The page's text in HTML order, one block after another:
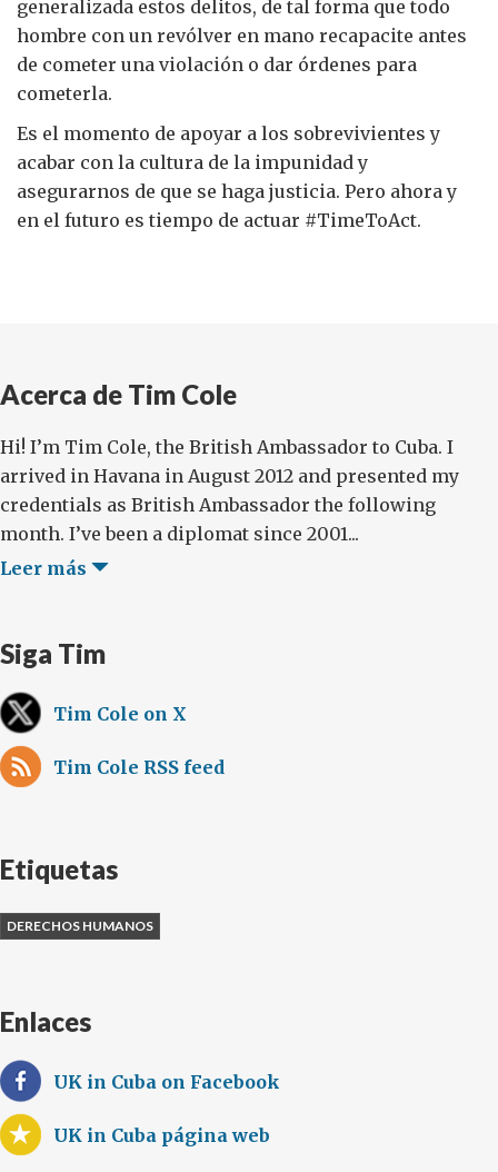
generalizada estos delitos, de tal forma que todo
hombre con un revólver en mano recapacite antes
de cometer una violación o dar órdenes para
cometerla.
Es el momento de apoyar a los sobrevivientes y
acabar con la cultura de la impunidad y
asegurarnos de que se haga justicia. Pero ahora y
en el futuro es tiempo de actuar #TimeToAct.
Acerca de Tim Cole
Hi! I’m Tim Cole, the British Ambassador to Cuba. I
arrived in Havana in August 2012 and presented my
credentials as British Ambassador the following
month. I’ve been a diplomat since 2001...
Leer más
Siga Tim
Tim Cole on X
Tim Cole RSS feed
Etiquetas
DERECHOS HUMANOS
Enlaces
UK in Cuba on Facebook
UK in Cuba página web